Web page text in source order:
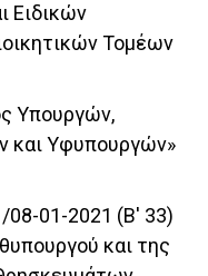
Ειδικών
Τομέων
Υπουργών,
και Υφυπουργών»
08-01-2021 (Β' 33)
και της